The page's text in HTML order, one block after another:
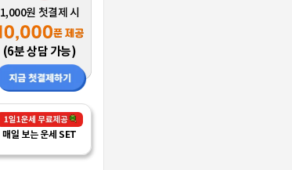
1,000원 첫결제 시
(6분 상담 가능)
매일 보는 운세 SET